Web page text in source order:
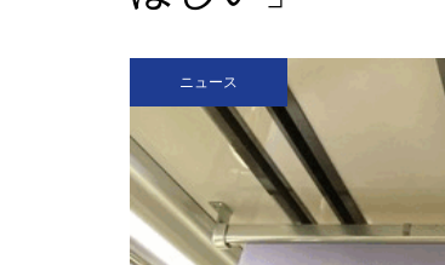
（ポプラ）関学生
改善すべきだ
ニュース